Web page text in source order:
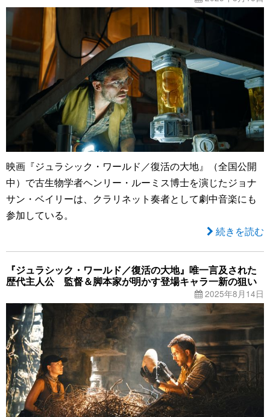
映画『ジュラシック・ワールド／復活の大地』（全国公開
中）で古生物学者ヘンリー・ルーミス博士を演じたジョナ
サン・ベイリーは、クラリネット奏者として劇中音楽にも
参加している。
続きを読む
『ジュラシック・ワールド／復活の大地』唯一言及された
歴代主人公 監督＆脚本家が明かす登場キャラ一新の狙い
2025年8月14日